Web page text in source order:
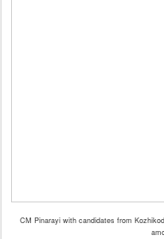
CM Pinarayi with candidates from